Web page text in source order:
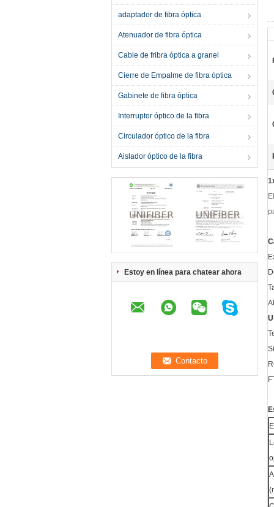
adaptador de fibra óptica
Atenuador de fibra óptica
Cable de fribra óptica a granel
Cierre de Empalme de fibra óptica
Gabinete de fibra óptica
Interruptor óptico de la fibra
Circulador óptico de la fibra
Aislador óptico de la fibra
Estoy en línea para chatear ahora